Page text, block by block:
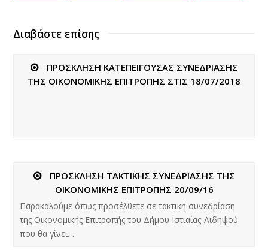
Διαβάστε επίσης
ΠΡΟΣΚΛΗΣΗ ΚΑΤΕΠΕΙΓΟΥΣΑΣ ΣΥΝΕΔΡΙΑΣΗΣ
ΤΗΣ ΟΙΚΟΝΟΜΙΚΗΣ ΕΠΙΤΡΟΠΗΣ ΣΤΙΣ 18/07/2018
ΠΡΟΣΚΛΗΣΗ ΤΑΚΤΙΚΗΣ ΣΥΝΕΔΡΙΑΣΗΣ ΤΗΣ
ΟΙΚΟΝΟΜΙΚΗΣ ΕΠΙΤΡΟΠΗΣ 20/09/16
Παρακαλούμε όπως προσέλθετε σε τακτική συνεδρίαση
της Οικονομικής Επιτροπής του Δήμου Ιστιαίας-Αιδηψού
που θα γίνει…